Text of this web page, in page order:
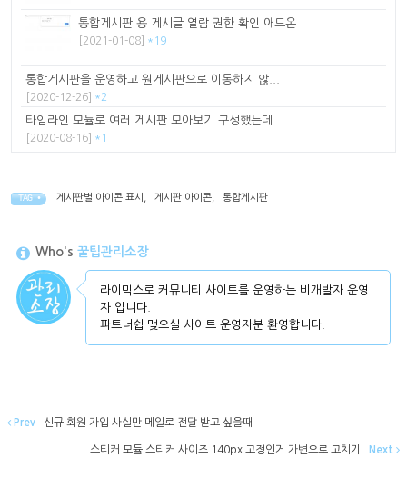
통합게시판 용 게시글 열람 권한 확인 애드온
[2021-01-08] *19
통합게시판을 운영하고 원게시판으로 이동하지 않...
[2020-12-26] *2
타임라인 모듈로 여러 게시판 모아보기 구성했는데...
[2020-08-16] *1
TAG • 게시판별 아이콘 표시 게시판 아이콘 통합게시판
Who's 꿀팁관리소장
라이믹스로 커뮤니티 사이트를 운영하는 비개발자 운영
자 입니다.
파트너쉽 맺으실 사이트 운영자분 환영합니다.
Prev 신규 회원 가입 사실만 메일로 전달 받고 싶을때
스티커 모듈 스티커 사이즈 140px 고정인거 가변으로 고치기 Next